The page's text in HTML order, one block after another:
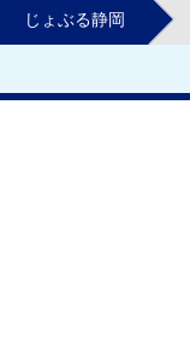
じょぶる静岡